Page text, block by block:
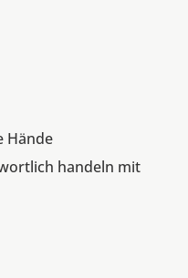
Hände
handeln mit